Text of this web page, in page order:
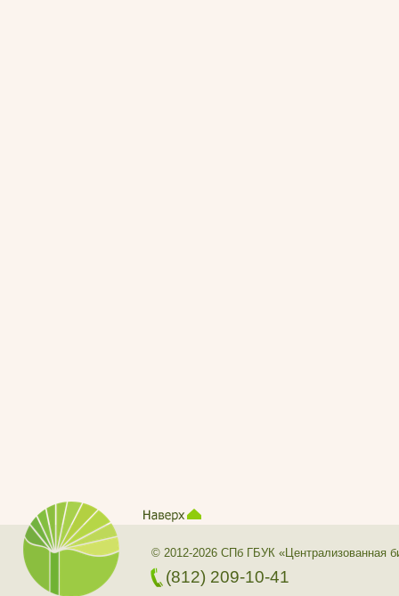
© 2012-2026 СПб ГБУК «Централизованная
(812) 209-10-41